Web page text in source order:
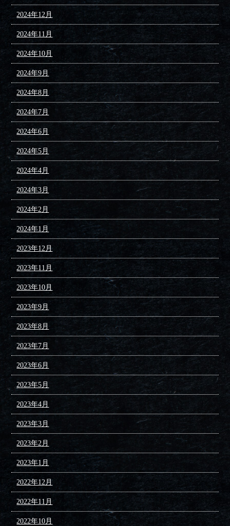
2024年12月
2024年11月
2024年10月
2024年9月
2024年8月
2024年7月
2024年6月
2024年5月
2024年4月
2024年3月
2024年2月
2024年1月
2023年12月
2023年11月
2023年10月
2023年9月
2023年8月
2023年7月
2023年6月
2023年5月
2023年4月
2023年3月
2023年2月
2023年1月
2022年12月
2022年11月
2022年10月